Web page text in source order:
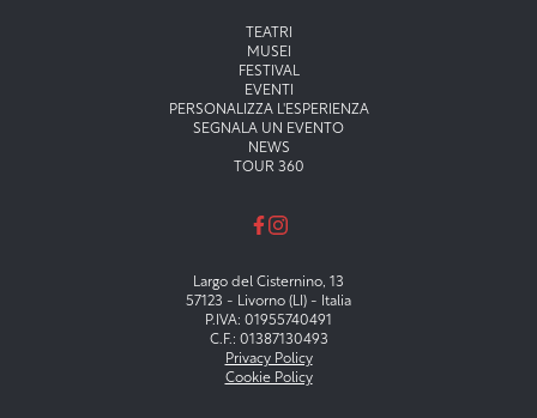
Menu principaleTEATRI
MUSEI
FESTIVAL
EVENTI
PERSONALIZZA L'ESPERIENZA
SEGNALA UN EVENTO
NEWS
TOUR 360
Largo del Cisternino, 13
57123 - Livorno (LI) - Italia
P.IVA: 01955740491
C.F.: 01387130493
Privacy Policy
Cookie Policy